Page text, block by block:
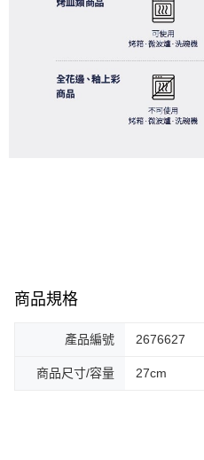
商品規格
產品編號 2676627
商品尺寸/容量 27cm